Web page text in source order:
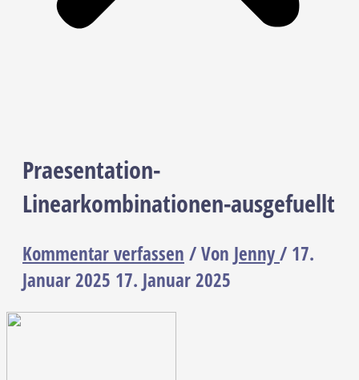
Praesentation-
Linearkombinationen-ausgefuellt
Kommentar verfassen / Von Jenny/ 17.
Januar 2025 17. Januar 2025